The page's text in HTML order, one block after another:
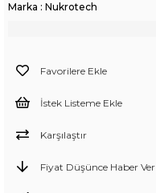
Marka : Nukrotech
Favorilere Ekle
İstek Listeme Ekle
Karşılaştır
Fiyat Düşünce Haber Ver